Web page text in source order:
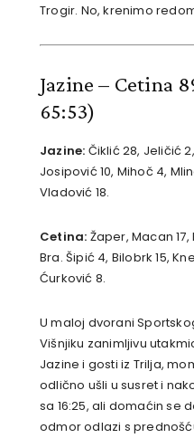
Trogir. No, krenimo
Jazine – Cetina
65:53)
Jazine: Čiklić 28, Jeličić
Josipović 10, Mihoč 4,
Vladović 18.
Cetina: Žaper, Macan 17,
Bra. Šipić 4, Bilobrk 15,
Ćurković 8.
U maloj dvorani
Višnjiku zanimljivu
Jazine i gosti iz Trilja,
odlično ušli u susret i
sa 16:25, ali domaćin se
odmor odlazi s